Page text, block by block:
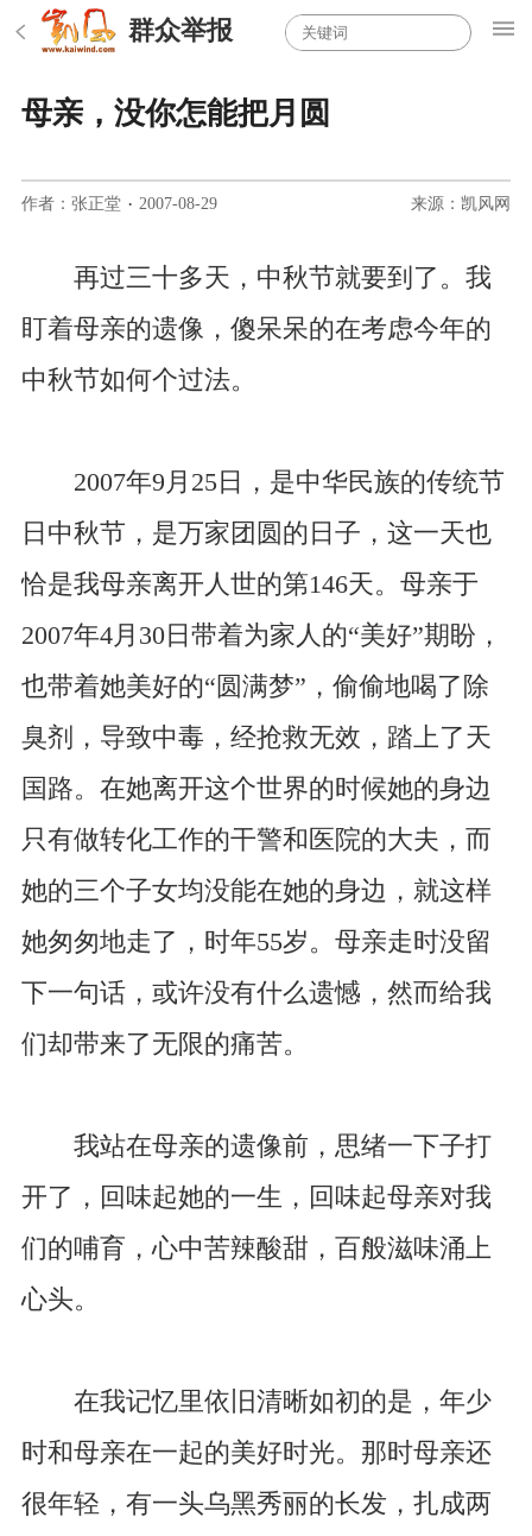
群众举报
母亲，没你怎能把月圆
作者：张正堂 · 2007-08-29 来源：凯风网
再过三十多天，中秋节就要到了。我
盯着母亲的遗像，傻呆呆的在考虑今年的
中秋节如何个过法。
2007年9月25日，是中华民族的传统节
日中秋节，是万家团圆的日子，这一天也
恰是我母亲离开人世的第146天。母亲于
2007年4月30日带着为家人的“美好”期盼，
也带着她美好的“圆满梦”，偷偷地喝了除
臭剂，导致中毒，经抢救无效，踏上了天
国路。在她离开这个世界的时候她的身边
只有做转化工作的干警和医院的大夫，而
她的三个子女均没能在她的身边，就这样
她匆匆地走了，时年55岁。母亲走时没留
下一句话，或许没有什么遗憾，然而给我
们却带来了无限的痛苦。
我站在母亲的遗像前，思绪一下子打
开了，回味起她的一生，回味起母亲对我
们的哺育，心中苦辣酸甜，百般滋味涌上
心头。
在我记忆里依旧清晰如初的是，年少
时和母亲在一起的美好时光。那时母亲还
很年轻，有一头乌黑秀丽的长发，扎成两